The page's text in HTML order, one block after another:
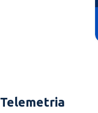
Telemetria